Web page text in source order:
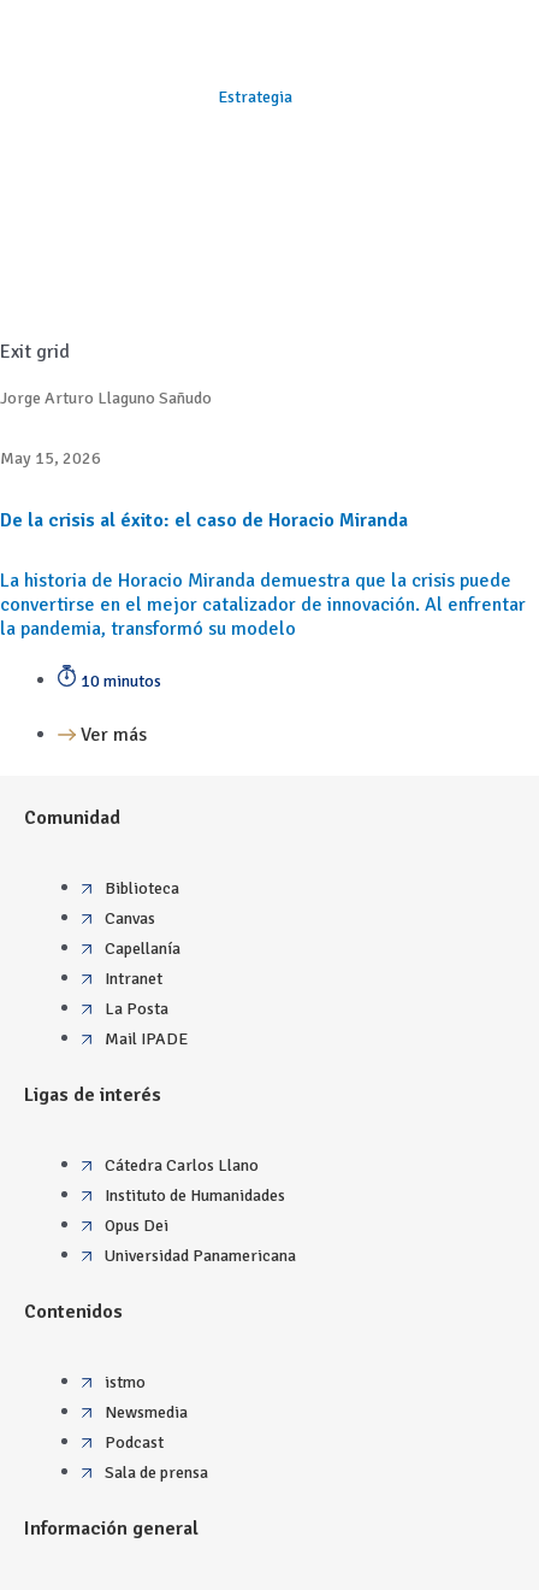
Estrategia
Exit grid
Jorge Arturo Llaguno Sañudo
May 15, 2026
De la crisis al éxito: el caso de Horacio Miranda
La historia de Horacio Miranda demuestra que la crisis puede
convertirse en el mejor catalizador de innovación. Al enfrentar
la pandemia, transformó su modelo
10 minutos
Ver más
Comunidad
Biblioteca
Canvas
Capellanía
Intranet
La Posta
Mail IPADE
Ligas de interés
Cátedra Carlos Llano
Instituto de Humanidades
Opus Dei
Universidad Panamericana
Contenidos
istmo
Newsmedia
Podcast
Sala de prensa
Información general